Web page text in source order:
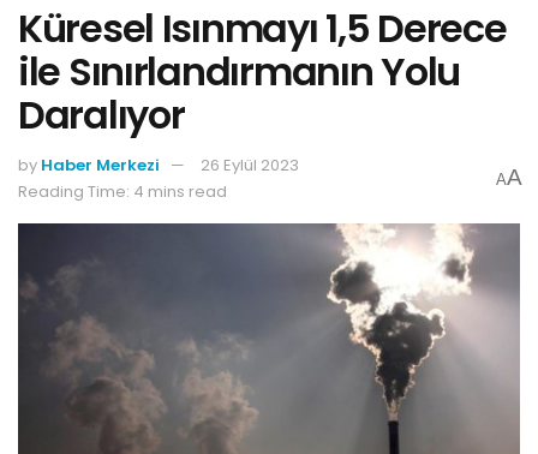
Küresel Isınmayı 1,5 Derece
ile Sınırlandırmanın Yolu
Daralıyor
by Haber Merkezi
26 Eylül 2023
Reading Time: 4 mins read
AA